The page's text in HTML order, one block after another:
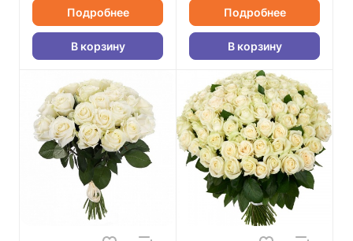
Подробнее
В корзину
Подробнее
В корзину